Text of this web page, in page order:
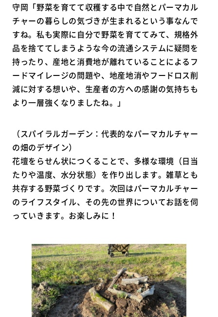
守岡「野菜を育てて収穫する中で自然とパーマカル
チャーの暮らしの気づきが生まれるという事なんで
すね。私も実際に自分で野菜を育ててみて、規格外
品を捨ててしまうような今の流通システムに疑問を
持ったり、産地と消費地が離れていることによるフ
ードマイレージの問題や、地産地消やフードロス削
減に対する想いや、生産者の方への感謝の気持ちも
より一層強くなりましたね。」
（スパイラルガーデン：代表的なパーマカルチャー
の畑のデザイン）
花壇をらせん状につくることで、多様な環境（日当
たりや温度、水分状態）を作り出します。雑草とも
共存する野菜づくりです。次回はパーマカルチャー
のライフスタイル、その先の世界についてお話を伺
っていきます。お楽しみに！